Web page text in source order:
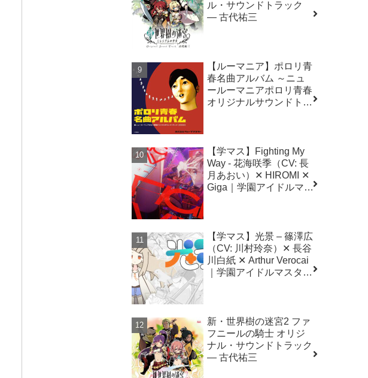
ル・サウンドトラック
― 古代祐三
【ルーマニア】ポロリ青
春名曲アルバム ～ニュ
ールーマニアポロリ青春
オリジナルサウンドトラ
【学マス】Fighting My
Way - 花海咲季（CV: 長
月あおい）✕ HIROMI ✕
Giga｜学園アイドルマス
【学マス】光景 – 篠澤広
（CV: 川村玲奈）✕ 長谷
川白紙 ✕ Arthur Verocai
｜学園アイドルマスター
新・世界樹の迷宮2 ファ
フニールの騎士 オリジ
ナル・サウンドトラック
― 古代祐三